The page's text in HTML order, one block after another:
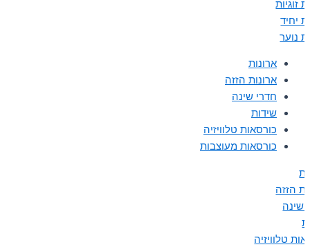
זוגיות
יחיד
נוער
ארונות
ארונות הזזה
חדרי שינה
שידות
כורסאות טלוויזיה
כורסאות מעוצבות
הזזה
שינה
טלוויזיה